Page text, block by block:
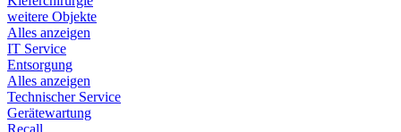
weitere Objekte
Alles anzeigen
IT Service
Entsorgung
Alles anzeigen
Technischer Service
Gerätewartung
Recall